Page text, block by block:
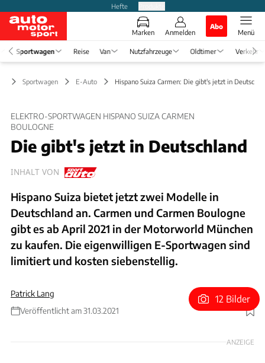
Hefte
Marken Anmelden
Abo
Menü
Sportwagen Reise Van Nutzfahrzeuge Oldtimer Verkehr
Sportwagen E-Auto Hispano Suiza Carmen: Die gibt's jetzt in
ELEKTRO-SPORTWAGEN HISPANO SUIZA CARMEN
BOULOGNE
Die gibt's jetzt in Deutschland
INHALT VON
Hispano Suiza bietet jetzt zwei Modelle in
Deutschland an. Carmen und Carmen Boulogne
gibt es ab April 2021 in der Motorworld München
zu kaufen. Die eigenwilligen E-Sportwagen sind
limitiert und kosten siebenstellig.
Patrick Lang
Veröffentlicht am 31.03.2021
Foto: Hispano Suiza
12 Bilder
ANZEIGE